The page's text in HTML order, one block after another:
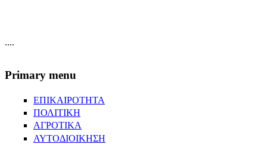
....
Primary menu
ΕΠΙΚΑΙΡΟΤΗΤΑ
ΠΟΛΙΤΙΚΗ
ΑΓΡΟΤΙΚΑ
ΑΥΤΟΔΙΟΙΚΗΣΗ